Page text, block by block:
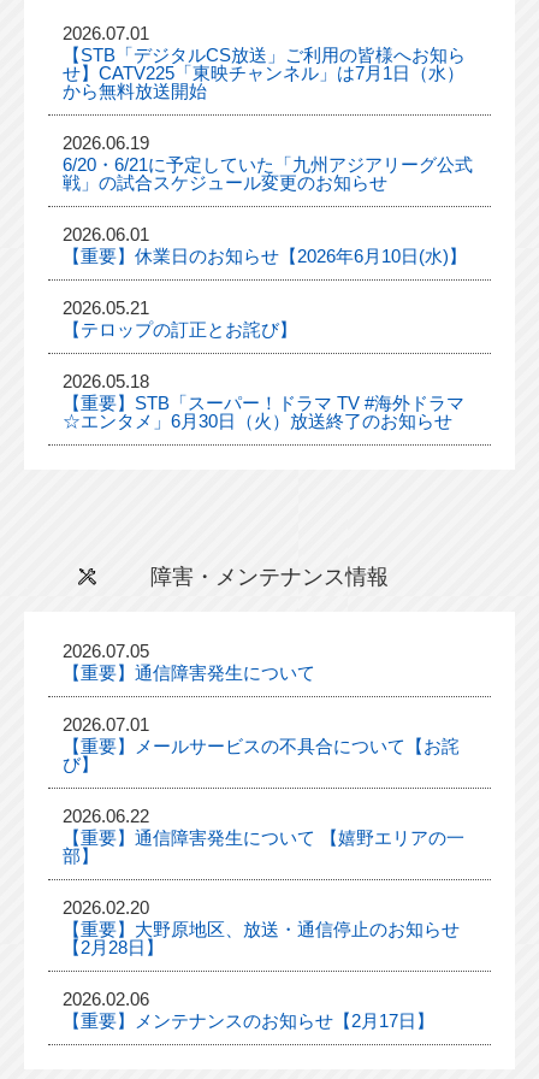
2026.07.01
【STB「デジタルCS放送」ご利用の皆様へお知ら
せ】CATV225「東映チャンネル」は7月1日（水）
から無料放送開始
2026.06.19
6/20・6/21に予定していた「九州アジアリーグ公式
戦」の試合スケジュール変更のお知らせ
2026.06.01
【重要】休業日のお知らせ【2026年6月10日(水)】
2026.05.21
【テロップの訂正とお詫び】
2026.05.18
【重要】STB「スーパー！ドラマ TV #海外ドラマ
☆エンタメ」6月30日（火）放送終了のお知らせ
障害・メンテナンス情報
2026.07.05
【重要】通信障害発生について
2026.07.01
【重要】メールサービスの不具合について【お詫
び】
2026.06.22
【重要】通信障害発生について 【嬉野エリアの一
部】
2026.02.20
【重要】大野原地区、放送・通信停止のお知らせ
【2月28日】
2026.02.06
【重要】メンテナンスのお知らせ【2月17日】